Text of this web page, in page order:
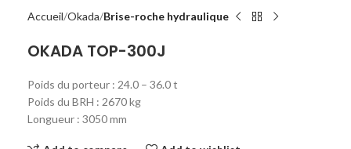
Accueil Okada Brise-roche hydraulique
OKADA TOP-300J
Poids du porteur : 24.0 – 36.0 t
Poids du BRH : 2670 kg
Longueur : 3050 mm